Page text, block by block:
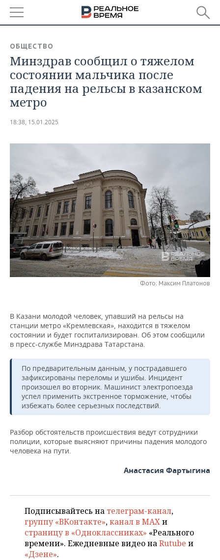
БАШКОРТОСТАН
ТАТАРСТАН
УДМУРТИЯ
НОВОСТИ
АНАЛИТИКА
НОВОСТИ АНАЛИТИКИ
ДЕКЛАРАЦИИ О ДОХОДАХ
ВУЗЫ ТАТАРСТАНА
КОМУ ПРИНАДЛЕЖАТ
ТОРГОВЫЕ ЦЕНТРЫ
ТАТАРСТАНА
ЭКОНОМИКА
НОВОСТИ ЭКОНОМИКИ
БАНКИ
БЮДЖЕТ
ИНВЕСТИЦИИ
ПРОМЫШЛЕННОСТЬ
АГРОПРОМ
МАШИНОСТРОЕНИЕ
НЕФТЕХИМИЯ
НЕФТЬ
ОПК
НОВОСТИ НЕДВИЖИМОСТИ
АВТО
НОВОСТИ АВТО
БИЗНЕС
НОВОСТИ БИЗНЕСА
РОЗНИЧНАЯ ТОРГОВЛЯ
ТРАНСПОРТ
ТЕХНОЛОГИИ
НОВОСТИ ТЕХНОЛОГИЙ
IT
МЕРОПРИЯТИЯ
НОВОСТИ МЕРОПРИЯТИЙ
ONLINE-КОНФЕРЕНЦИИ
ОТКРЫТАЯ ЛЕКЦИЯ
СПОРТ
ХОККЕЙ
БАСКЕТБОЛ
ВОЛЕЙБОЛ
КИБЕРСПОРТ
ВОДНЫЕ ВИДЫ СПОРТА
ВЛАСТЬ
ИНФРАСТРУКТУРА
ИСТОРИЯ
КУЛЬТУРА
ОБРАЗОВАНИЕ
СЮЖЕТЫ
СПИСОК ПЕРСОН
СПИСОК КОМПАНИЙ
ПОЛНАЯ ВЕРСИЯ
ОБЩЕСТВО
Минздрав сообщил о тяжелом
состоянии мальчика после
падения на рельсы в казанском
метро
18:38, 15.01.2025
Фото: Максим Платонов
В Казани молодой человек, упавший на рельсы на
станции метро «Кремлевская», находится в тяжелом
состоянии и будет госпитализирован. Об этом сообщили
в пресс-службе Минздрава Татарстана.
По предварительным данным, у пострадавшего
зафиксированы переломы и ушибы. Инцидент
произошел во вторник. Машинист электропоезда
успел применить экстренное торможение, чтобы
избежать более серьезных последствий.
Разбор обстоятельств происшествия ведут сотрудники
полиции, которые выясняют причины падения молодого
человека на пути.
Анастасия Фартыгина
Подписывайтесь на телеграм-канал,
группу «ВКонтакте»,канал в MAXи
страницу в «Одноклассниках» «Реального
времени». Ежедневные видео наRutube и
«Дзене».